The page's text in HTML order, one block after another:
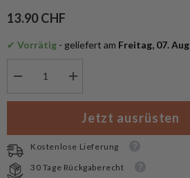
13.90 CHF
✔ Vorrätig - geliefert am Freitag, 07. Aug
für
Trekkingnahrung
Mac
´n
Cheese
Menge
für
Trek&#39;n
Eat
Trekkingnahrung
Mac
Cheese
Jetzt ausrüsten
Kostenlose Lieferung
30 Tage Rückgaberecht